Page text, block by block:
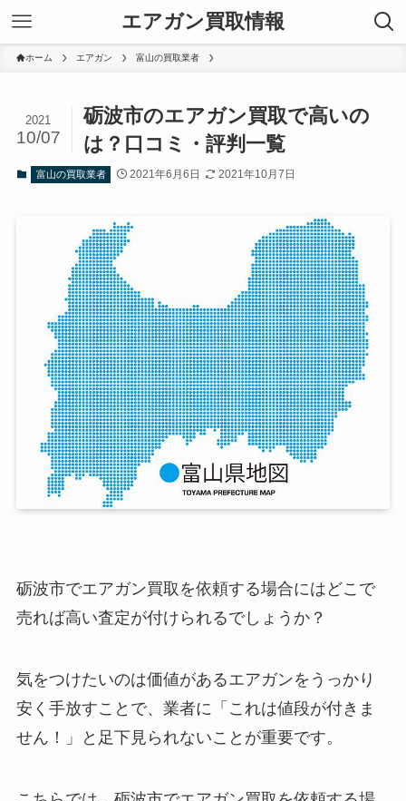
エアガン買取情報
ホーム エアガン 富山の買取業者
砺波市のエアガン買取で高いの
は？口コミ・評判一覧
2021
10/07
富山の買取業者 2021年6月6日 2021年10月7日
砺波市でエアガン買取を依頼する場合にはどこで
売れば高い査定が付けられるでしょうか？
気をつけたいのは価値があるエアガンをうっかり
安く手放すことで、業者に「これは値段が付きま
せん！」と足下見られないことが重要です。